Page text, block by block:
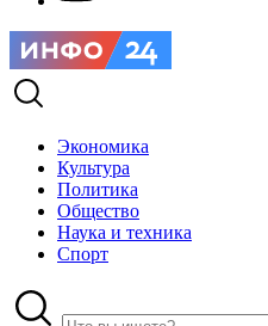
Экономика
Культура
Политика
Общество
Наука и техника
Спорт